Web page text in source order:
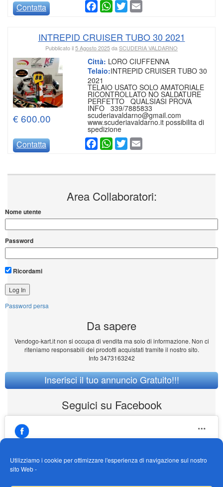
Utilizziamo i cookie per ottimizzare l'esperienza di navigazione sul nostro
sito Web -
Contatta Facebook
WhatsApp
Twitter
INTREPID CRUISER TUBO 30 2021
Pubblicato il5 Agosto 2025daSCUDERIA VALDARNO
€ 600.00
Città: LORO CIUFFENNA
Telaio:INTREPID CRUISER TUBO 30
2021
TELAIO USATO SOLO AMATORIALE
RICONTROLLATO NO SALDATURE
PERFETTO QUALSIASI PROVA
INFO 339/7885833
scuderiavaldarno@gmail.com
www.scuderiavaldarno.it possibilita di
spedizione
Contatta Facebook
WhatsApp
Twitter
Area Collaboratori:
Nome utente
Password
Ricordami
Password persa
Da sapere
Vendogo-kart.it non si occupa di vendita ma solo di informazione. Non ci
riteniamo responsabili dei prodotti acquistati tramite il nostro sito.
Info 3473163242
Inserisci il tuo annuncio Gratuito!!!
Seguici su Facebook